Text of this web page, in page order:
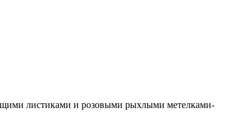
листиками и розовыми рыхлыми метелками-